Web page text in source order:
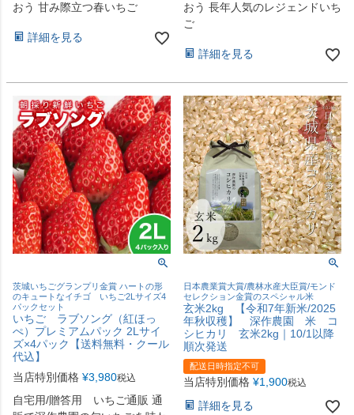
おう 甘み際立つ春いちご
詳細を見る
おう 長年人気のレジェンドいち
ご
詳細を見る
茨城いちごグランプリ金賞 ハートの形
のキュートなイチゴ いちご2Lサイズ4
パックセット
いちご ラブソング（紅ほっ
ぺ）プレミアムパック 2Lサイ
ズ×4パック【送料無料・クール
代込】
当店特別価格 ¥3,980税込
自宅用/贈答用 いちご通販 通
日本農業賞大賞/農林水産大臣賞/モンド
セレクション金賞のスペシャル米
玄米2kg 【令和7年新米/2025
年秋収穫】 深作農園 米 コ
シヒカリ 玄米2kg｜10/1以降
順次発送
配送日時指定不可
当店特別価格 ¥1,900税込
詳細を見る